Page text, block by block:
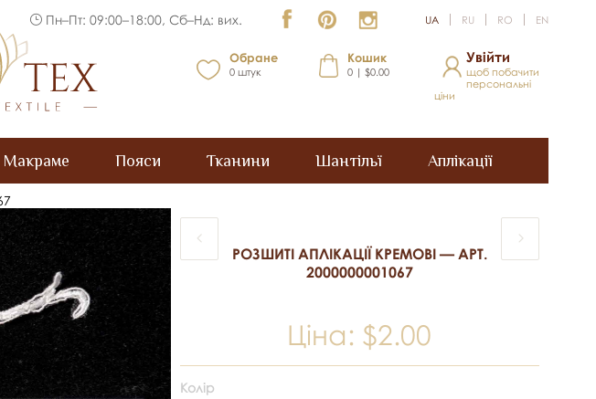
Пн–Пт: 09:00–18:00, Сб–Нд: вих. UA RU RO EN
Обране
0 штук
Кошик
0 | $0.00
Увійти
щоб побачити
персональні
ціни
Макраме Пояси Тканини Шантільї Аплікації
РОЗШИТІ АПЛІКАЦІЇ КРЕМОВІ — АРТ.
2000000001067
Ціна: $2.00
Колір